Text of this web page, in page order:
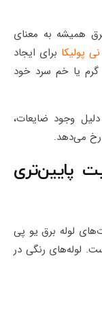
همیشه به معنای
پولیکا برای ایجاد
گرم یا خم سرد خود
دلیل وجود ضایعات،
رخ می‌دهد.
پایین‌تری
لوله برق یو پی
لوله‌های رنگی در